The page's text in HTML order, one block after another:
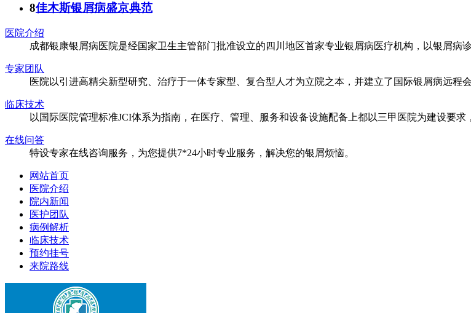
8佳木斯银屑病盛京典范
医院介绍
成都银康银屑病医院是经国家卫生主管部门批准设立的四川地区首家专业银屑病医疗机构，以银屑病
专家团队
医院以引进高精尖新型研究、治疗于一体专家型、复合型人才为立院之本，并建立了国际银屑病远程
临床技术
以国际医院管理标准JCI体系为指南，在医疗、管理、服务和设备设施配备上都以三甲医院为建设要求
在线问答
特设专家在线咨询服务，为您提供7*24小时专业服务，解决您的银屑烦恼。
网站首页
医院介绍
院内新闻
医护团队
病例解析
临床技术
预约挂号
来院路线